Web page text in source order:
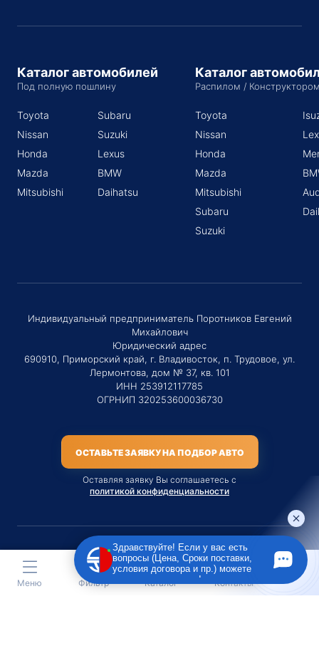
Каталог автомобилей
Под полную пошлину
Toyota
Nissan
Honda
Mazda
Mitsubishi
Subaru
Suzuki
Lexus
BMW
Daihatsu
Каталог
Распилом /
Toyota
Nissan
Honda
Mazda
Mitsubishi
Subaru
Suzuki
Индивидуальный предприниматель Поротников Евгений
Михайлович
Юридический адрес
690910, Приморский край, г. Владивосток, п. Трудовое, ул.
Лермонтова, дом № 37, кв. 101
ИНН 253912117785
ОГРНИП 320253600036730
ОСТАВЬТЕ ЗАЯВКУ НА ПОДБОР АВТО
Оставляя заявку Вы соглашаетесь с
политикой конфиденциальности
Материалы данного сайта являются публичной офертой
только на услугу сопровождения Агентом приобретения
транспортного средства Клиентом.
Меню Фильтр Каталог Контакты
Здравствуйте! Если у вас есть
вопросы (Цена, Сроки поставки,
условия договора и пр.) можете
задать их мне в чат!